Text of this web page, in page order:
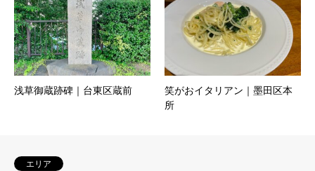
浅草御蔵跡碑｜台東区蔵前
笑がおイタリアン｜墨田区本
所
エリア